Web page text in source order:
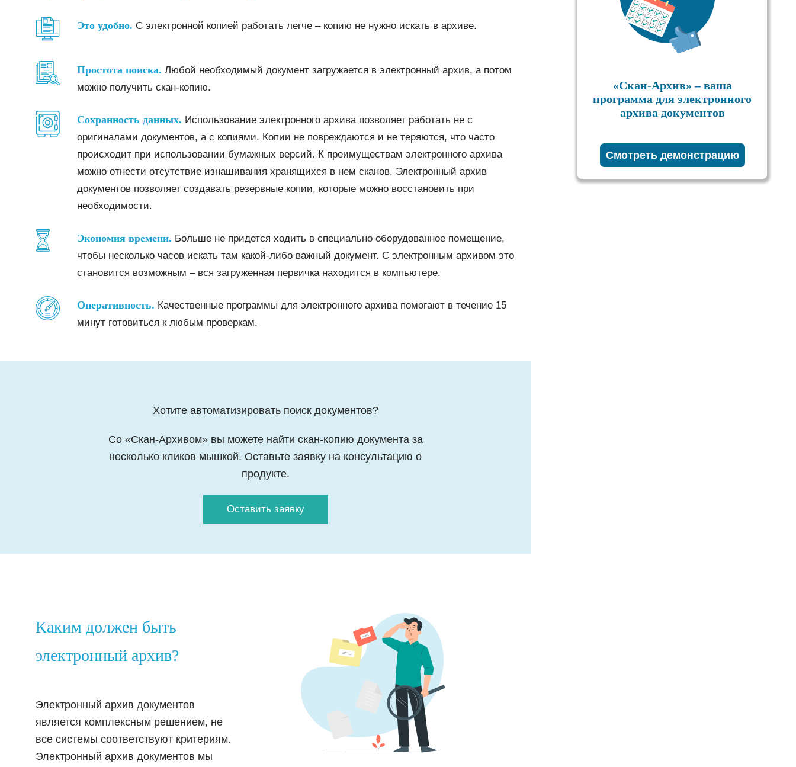
Это удобно. С электронной копией работать легче – копию не нужно искать в архиве.
Простота поиска. Любой необходимый документ загружается в электронный архив, а потом
можно получить скан-копию.
Сохранность данных. Использование электронного архива позволяет работать не с
оригиналами документов, а с копиями. Копии не повреждаются и не теряются, что часто
происходит при использовании бумажных версий. К преимуществам электронного архива
можно отнести отсутствие изнашивания хранящихся в нем сканов. Электронный архив
документов позволяет создавать резервные копии, которые можно восстановить при
необходимости.
Экономия времени. Больше не придется ходить в специально оборудованное помещение,
чтобы несколько часов искать там какой-либо важный документ. С электронным архивом это
становится возможным – вся загруженная первичка находится в компьютере.
Оперативность. Качественные программы для электронного архива помогают в течение 15
минут готовиться к любым проверкам.
Хотите автоматизировать поиск документов?
Со «Скан-Архивом» вы можете найти скан-копию документа за
несколько кликов мышкой. Оставьте заявку на консультацию о
продукте.
Оставить заявку
Каким должен быть
электронный архив?
Электронный архив документов
является комплексным решением, не
все системы соответствуют критериям.
Электронный архив документов мы
«Скан-Архив» – ваша
программа для электронного
архива документов
Смотреть демонстрацию